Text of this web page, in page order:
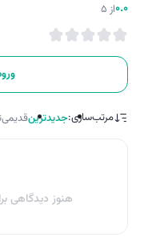
0.0از 5
مرتب‌سازی:جدیدترین
هنوز دیدگاهی